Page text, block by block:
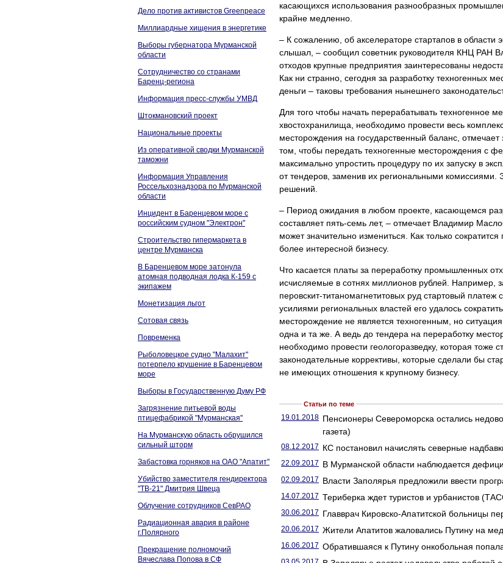
Дело против активистов Greenpeace
Миллиардные хищения в энергетике
Выборы губернатора Мурманской
области
Сотрудничество со странами
Баренц-региона
Информация пресс-службы УМВД
Штокмановский проект
Национальные проекты
Из оперативной сводки Мурманской
таможни
Информация Управления
Россельхознадзора по Мурманской
области
Инцидент в Баренцевом море с
российским судном "Электрон"
Строительство гипермаркета в
центре Мурманска
В Баренцевом море затонула
атомная подводная лодка К-159 с
экипажем
Монетизация льгот
Сотовая связь
Повременка
Рыболовецкое судно "Малахит"
потерпело крушение в Баренцевом
море
Выборы в Государственную Думу РФ
Загрязнение питьевой воды
птицефабрикой "Мурманская"
На Мурманскую область обрушился
сильный шторм
Забастовка горняков на ОАО "Апатит"
Убийство заместителя гендиректора
"ТВ-21" Дмитрия Швеца
Облучение сотрудников СевРАО
Радиационная авария в районе
г.Полярного
Прекращение полномочий
Вячеслава Попова в СФ
касающихся использования разнообразных
крайне медленно.
– К сожалению, об акселераторе стартапов в области
слышал, – сообщил советник руководителя КНЦ РАН
отходов крупные предприятия заинтересованы
Как ни странно, сегодня за разработку техногенных
деньги – таковы требования нынешнего
Для того чтобы начать перерабатывать техногенное
хвостохранилища, необходимо провести весь
месторождения на государственный баланс, отмечает
том, чтобы передать техногенные месторождения с
максимально упростить процедуру по их запуску в
от тендеров, заменив их региональными комиссиями.
решений.
– Период ожидания в любом проекте, касающемся
составляет пять-семь лет, – отмечает Владимир
может значительно измениться. Как только
более интересной бизнесу.
Что касается платы за переработку промышленных
исчисляемые в сотнях миллионов рублей. Например,
перовскит-титаномагнетитовых руд стартовый
усилиями региональных властей его удалось
месторождение не является техногенным, но
одна и та же. А ведь до тендера на переработку
необходимо провести геологоразведку, которая тоже
законодательные коррективы, которые сделали бы
не имеющих отношения к крупному бизнесу.
Статьи по теме
19.01.2018 Пенсионеры Североморска остались
газета)
08.12.2017 КС постановил начислять северные
22.09.2017 В Мурманской области наблюдается
02.09.2017 Власти Заполярья предложили ввести
14.07.2017 Териберка ждет туристов и урбанистов
30.06.2017 Главврач Кировско-Апатитской больницы
20.06.2017 Жители Апатитов жаловались Путину на
16.06.2017 Обратившаяся к Путину онкобольная